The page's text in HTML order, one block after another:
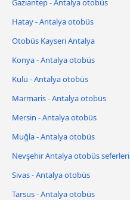
Gaziantep - Antalya otobüs
Hatay - Antalya otobüs
Otobüs Kayseri Antalya
Konya - Antalya otobüs
Kulu - Antalya otobüs
Marmaris - Antalya otobüs
Mersin - Antalya otobüs
Muğla - Antalya otobüs
Nevşehir Antalya otobüs seferleri
Sivas - Antalya otobüs
Tarsus - Antalya otobüs